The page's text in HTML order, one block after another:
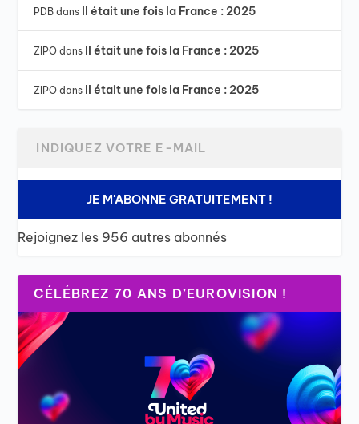
PDB dans Il était une fois la France : 2025
ZIPO dans Il était une fois la France : 2025
ZIPO dans Il était une fois la France : 2025
JE M'ABONNE GRATUITEMENT !
Rejoignez les 956 autres abonnés
CÉLÉBREZ 70 ANS D’EUROVISION !